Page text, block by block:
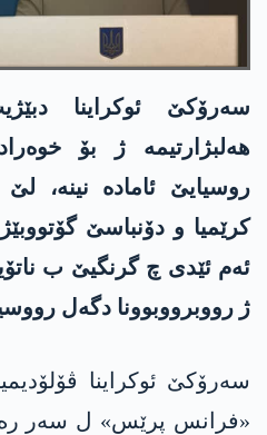
سەرۆکێ ئوکراینا
هه‌لبژارتیمە ژ بۆ
روسیایێ ئامادە نینە، لێ
کرێمیا و دۆنباسێ
ئه‌م ئێدی چ گرنگیێ ب
ژ رووبرووبوونا دگه‌ل
سەرۆکێ ئوکراینا
«فرانس پرێس» ل سەر